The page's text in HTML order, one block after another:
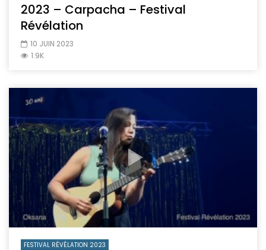
2023 – Carpacha – Festival
Révélation
10 JUIN 2023
1.9K
FESTIVAL RÉVÉLATION 2023